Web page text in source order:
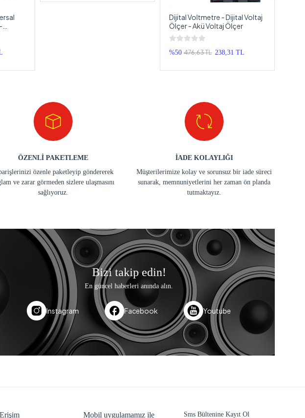
Dijital Voltmetre - Dijital Voltaj
Ölçer - Akü Voltaj Ölçer
%50 476,63 TL 238,31 TL
ÖZENLİ PAKETLEME
özenle paketleyip göndererek
ve zarar görmeden sizlere ulaşmasını
sağlıyoruz.
İADE KOLAYLIĞI
Müşterilerimize kolay ve sorunsuz bir iade süreci
sunarak, memnuniyetlerini her zaman ön planda
tutmaktayız.
Bizi takip edin!
En güncel haberleri anında alın.
Instagram Facebook Youtube
Mobil uygulamamız ile Sms Bültenine Kayıt Ol